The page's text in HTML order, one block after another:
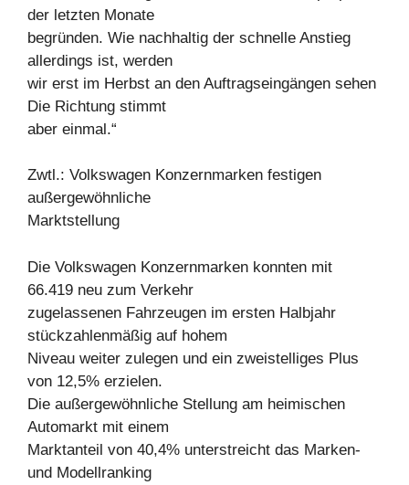
der letzten Monate
begründen. Wie nachhaltig der schnelle Anstieg
allerdings ist, werden
wir erst im Herbst an den Auftragseingängen sehen
Die Richtung stimmt
aber einmal.“
Zwtl.: Volkswagen Konzernmarken festigen
außergewöhnliche
Marktstellung
Die Volkswagen Konzernmarken konnten mit
66.419 neu zum Verkehr
zugelassenen Fahrzeugen im ersten Halbjahr
stückzahlenmäßig auf hohem
Niveau weiter zulegen und ein zweistelliges Plus
von 12,5% erzielen.
Die außergewöhnliche Stellung am heimischen
Automarkt mit einem
Marktanteil von 40,4% unterstreicht das Marken-
und Modellranking